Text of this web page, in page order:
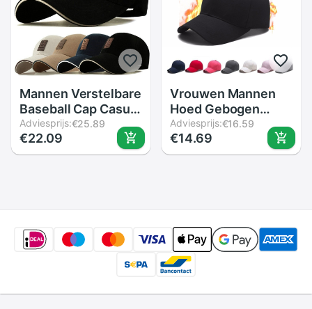
Mannen Verstelbare
Baseball Cap Casual
Leisure Hoeden
Mode Jongen
Snapback Hoed
Adviesprijs:€25.89
€22.09
Vrouwen Mannen
Hoed Gebogen
Zonneklep Licht
Boord Effen Kleur
Baseball Cap
Adviesprijs:€16.59
€14.69